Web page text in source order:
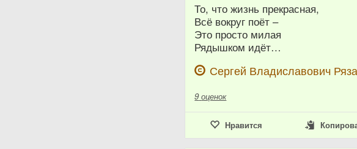
То, что жизнь прекрасная,
Всё вокруг поёт –
Это просто милая
Рядышком идёт…
Сергей Владиславович
9 оценок
Нравится